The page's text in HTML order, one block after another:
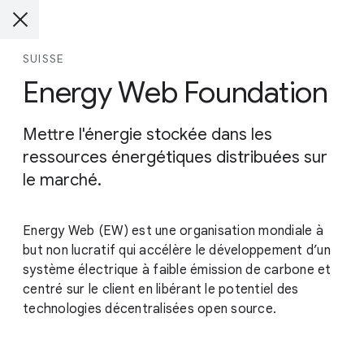
SUISSE
Energy Web Foundation
Mettre l'énergie stockée dans les
ressources énergétiques distribuées sur
le marché.
Energy Web (EW) est une organisation mondiale à
but non lucratif qui accélère le développement d’un
système électrique à faible émission de carbone et
centré sur le client en libérant le potentiel des
technologies décentralisées open source.